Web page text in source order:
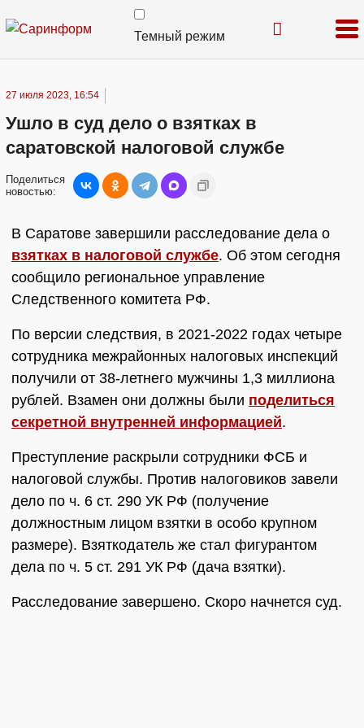
Темный режим
27 июля 2023, 16:54
Ушло в суд дело о взятках в
саратовской налоговой службе
Поделиться
новостью:
В Саратове завершили расследование дела о
взятках в налоговой службе. Об этом сегодня
сообщило региональное управление
Следственного комитета РФ.
По версии следствия, в 2021-2022 годах четыре
сотрудника межрайонных налоговых инспекций
получили от 38-летнего мужчины 1,3 миллиона
рублей. Взамен они должны были поделиться
секретной внутренней информацией.
Преступление раскрыли сотрудники ФСБ и
налоговой службы. Против налоговиков завели
дело по ч. 6 ст. 290 УК РФ (получение
должностным лицом взятки в особо крупном
размере). Взяткодатель же стал фигурантом
дела по ч. 5 ст. 291 УК РФ (дача взятки).
Расследование завершено. Скоро начнется суд.